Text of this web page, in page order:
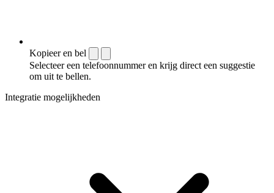
Kopieer en bel
Selecteer een telefoonnummer en krijg direct een suggestie
om uit te bellen.
Integratie mogelijkheden